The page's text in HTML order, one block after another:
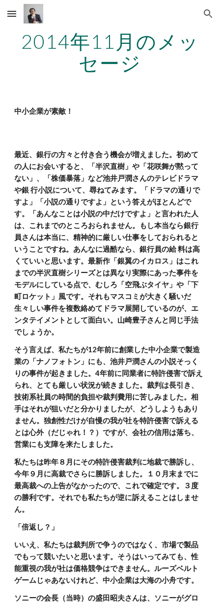
Skip to main content Skip to navigation
2014年11月のメッ
セージ
中小企業が素敵！
最近、銀行の方々と付き合う機会が増えました。初めて
の人にお会いすると、「半沢直樹」や「花咲舞が黙って
ない」、「株価暴落」など池井戸潤さんのテレビドラマ
や銀 行小説について、尋ねてみます。「ドラマの通りで
すよ」「小説の通りですよ」という答えがほとんどで
す。「あんなことは小説の中だけですよ」と言われた人
は、これまでのところおられません。もし本当なら銀行
員さんは本当に、精神的に厳しい仕事をしておられると
いうことですね。あんなに過酷なら、銀行員の給 料は高
くていいと思います。最新作「銀翼のイカロス」はこれ
までの半沢直樹シリーズとは異なり実際にあった事件を
モデルにしている点で、むしろ「空飛ぶタイヤ」や「下
町ロケット」風です。それもマスコミが大きく騒いだ
生々しい事件を複数絡めてドラマ展開しているのが、エ
ンタテイメントとして面白い。山崎豊子さんと同じ手法
でしょうか。
そう言えば、私たちが12年前に創業した中小企業で製造
業の「ナノフォトン」にも、池井戸潤さんの小説そっく
りの事件が起きました。4年前に同業者に特許侵害で訴え
られ、とても厳しい状況が続きました。裁判は長引き、
技術系社員の時間的負担や裁判費用に苦しみました。相
手はそれが狙いだと分かりましたが、どうしようもあり
ません。独創性だけが自慢の我が社を特許侵害で訴える
とは心外（だじゃれ！？）ですが、会社の信用は落ち、
営業にも支障を来たしました。
私たちは昨年８月にその特許侵害裁判に地裁で勝訴し、
今年９月に高裁でさらに勝訴しました。１０月末までに
最高裁への上告がなかったので、これで確定です。３度
の勝利です。それでも私たちが逆に訴えることはしませ
ん。
「倍返し？」
いいえ、私たちは裁判所で争うのではなく、市場で製品
でもって競いたいと思います。そうはいってみても、性
能重視の我が社は価格競争はできません。ルーズベルト
ゲームじゃあないけれど、中小企業は大海の小舟です。
ソニーの会長（当時）の盛田昭夫さんは、ソニーがグロ